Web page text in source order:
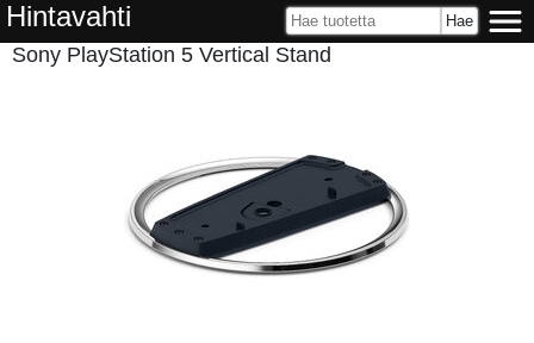
Hintavahti
Sony PlayStation 5 Vertical Stand